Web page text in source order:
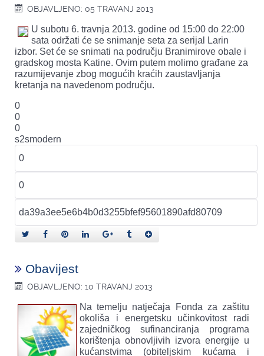
OBJAVLJENO: 05 TRAVANJ 2013
U subotu 6. travnja 2013. godine od 15:00 do 22:00
sata održati će se snimanje seta za serijal Larin
izbor. Set će se snimati na području Branimirove obale i
gradskog mosta Katine. Ovim putem molimo građane za
razumijevanje zbog mogućih kraćih zaustavljanja
kretanja na navedenom području.
0
0
0
s2smodern
Obavijest
OBJAVLJENO: 10 TRAVANJ 2013
Na temelju natječaja Fonda za zaštitu
okoliša i energetsku učinkovitost radi
zajedničkog sufinanciranja programa
korištenja obnovljivih izvora energije u
kućanstvima (obiteljskim kućama i